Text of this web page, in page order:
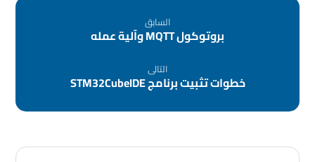
السابق
بروتوكول MQTT وآلية عمله
التالى
خطوات تثبيت برنامج STM32CubeIDE